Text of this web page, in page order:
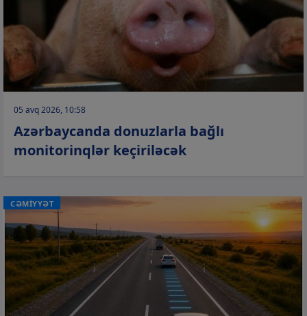
05 avq 2026, 10:58
Azərbaycanda donuzlarla bağlı
monitorinqlər keçiriləcək
CƏMİYYƏT